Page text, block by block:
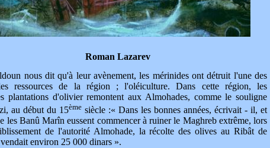
Roman Lazarev
nous dit qu'à leur avènement, les mérinides ont détruit l'une des
ressources de la région ; l'oléiculture. Dans cette région, les
plantations d'olivier remontent aux Almohades, comme le souligne
au début du 15ème siècle :« Dans les bonnes années, écrivait - il, et
les Banû Marîn eussent commencer à ruiner le Maghreb extrême, lors
de l'autorité Almohade, la récolte des olives au Ribât de
vendait environ 25 000 dinars ».